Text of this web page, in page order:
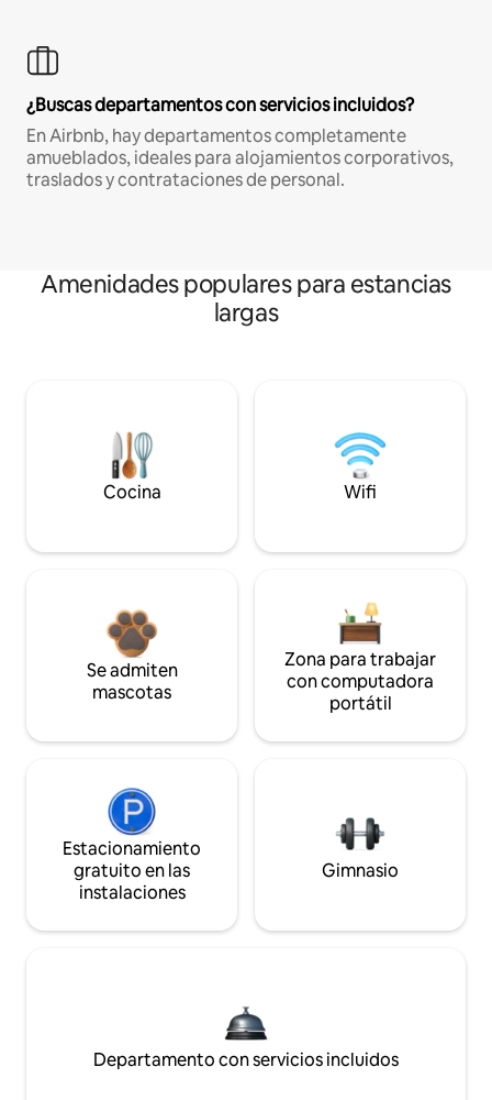
¿Buscas departamentos con servicios incluidos?
En Airbnb, hay departamentos completamente
amueblados, ideales para alojamientos corporativos,
traslados y contrataciones de personal.
Amenidades populares para estancias
largas
Cocina Wifi
Se admiten
mascotas
Zona para trabajar
con computadora
portátil
Estacionamiento
gratuito en las
instalaciones
Gimnasio
Departamento con servicios incluidos